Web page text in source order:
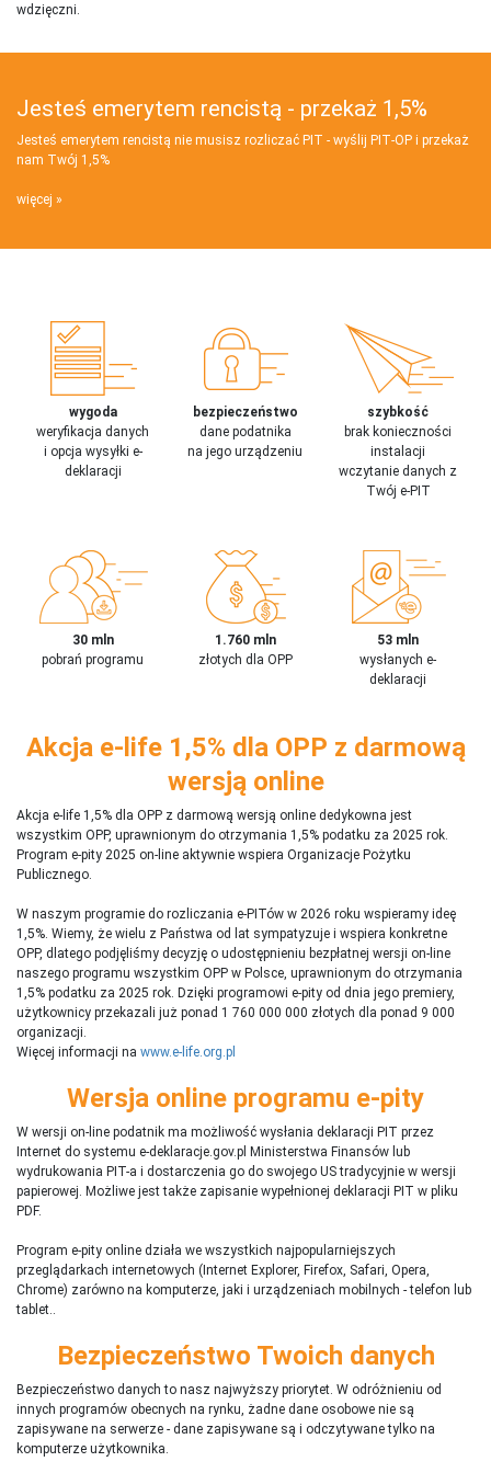
wdzięczni.
Jesteś emerytem rencistą - przekaż 1,5%
Jesteś emerytem rencistą nie musisz rozliczać PIT - wyślij PIT‑OP i przekaż
nam Twój 1,5%
więcej
wygoda
weryfikacja danych
i opcja wysyłki e-
deklaracji
bezpieczeństwo
dane podatnika
na jego urządzeniu
szybkość
brak konieczności
instalacji
wczytanie danych z
Twój e-PIT
30 mln
pobrań programu
1.760 mln
złotych dla OPP
53 mln
wysłanych e-
deklaracji
Akcja e-life 1,5% dla OPP z darmową
wersją online
Akcja e-life 1,5% dla OPP z darmową wersją online dedykowna jest
wszystkim OPP, uprawnionym do otrzymania 1,5% podatku za 2025 rok.
Program e-pity 2025 on-line aktywnie wspiera Organizacje Pożytku
Publicznego.
W naszym programie do rozliczania e-PITów w 2026 roku wspieramy ideę
1,5%. Wiemy, że wielu z Państwa od lat sympatyzuje i wspiera konkretne
OPP, dlatego podjęliśmy decyzję o udostępnieniu bezpłatnej wersji on-line
naszego programu wszystkim OPP w Polsce, uprawnionym do otrzymania
1,5% podatku za 2025 rok. Dzięki programowi e-pity od dnia jego premiery,
użytkownicy przekazali już ponad 1 760 000 000 złotych dla ponad 9 000
organizacji.
Więcej informacji na www.e-life.org.pl
Wersja online programu e-pity
W wersji on-line podatnik ma możliwość wysłania deklaracji PIT przez
Internet do systemu e-deklaracje.gov.pl Ministerstwa Finansów lub
wydrukowania PIT-a i dostarczenia go do swojego US tradycyjnie w wersji
papierowej. Możliwe jest także zapisanie wypełnionej deklaracji PIT w pliku
PDF.
Program e-pity online działa we wszystkich najpopularniejszych
przeglądarkach internetowych (Internet Explorer, Firefox, Safari, Opera,
Chrome) zarówno na komputerze, jaki i urządzeniach mobilnych - telefon lub
tablet..
Bezpieczeństwo Twoich danych
Bezpieczeństwo danych to nasz najwyższy priorytet. W odróżnieniu od
innych programów obecnych na rynku, żadne dane osobowe nie są
zapisywane na serwerze - dane zapisywane są i odczytywane tylko na
komputerze użytkownika.